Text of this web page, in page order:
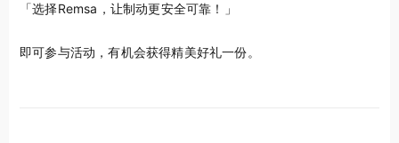
「选择Remsa，让制动更安全可靠！」
即可参与活动，有机会获得精美好礼一份。